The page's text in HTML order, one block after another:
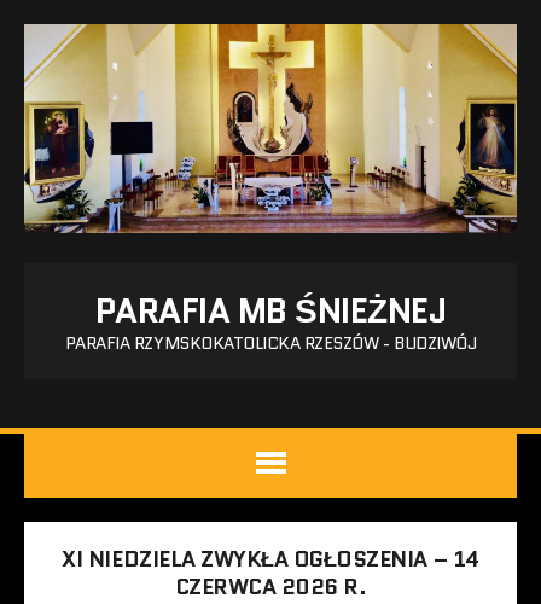
PARAFIA MB ŚNIEŻNEJ
PARAFIA RZYMSKOKATOLICKA RZESZÓW - BUDZIWÓJ
XI NIEDZIELA ZWYKŁA OGŁOSZENIA – 14
CZERWCA 2026 R.